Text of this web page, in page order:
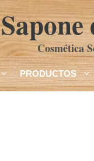
Cosmética
PRODUCTOS